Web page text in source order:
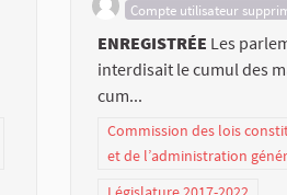
Compte utilisateur
ENREGISTRÉE Les
interdisait le cumul des
cum...
Commission des lois
et de l’administration